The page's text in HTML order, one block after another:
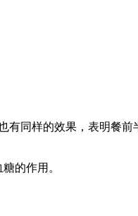
同样的效果，表明餐前
的作用。